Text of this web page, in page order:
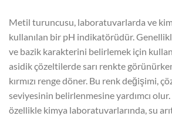
Metil turuncusu, laboratuvarlarda ve
kullanılan bir pH indikatörüdür.
ve bazik karakterini belirlemek için
asidik çözeltilerde sarı renkte
kırmızı renge döner. Bu renk değişimi,
seviyesinin belirlenmesine yardımcı
özellikle kimya laboratuvarlarında, su